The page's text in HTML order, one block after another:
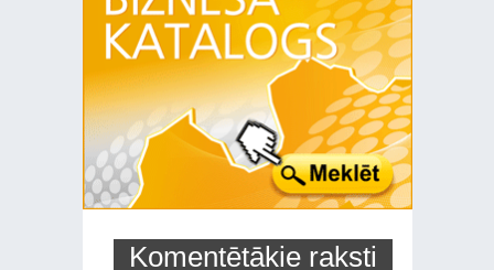
Komentētākie raksti